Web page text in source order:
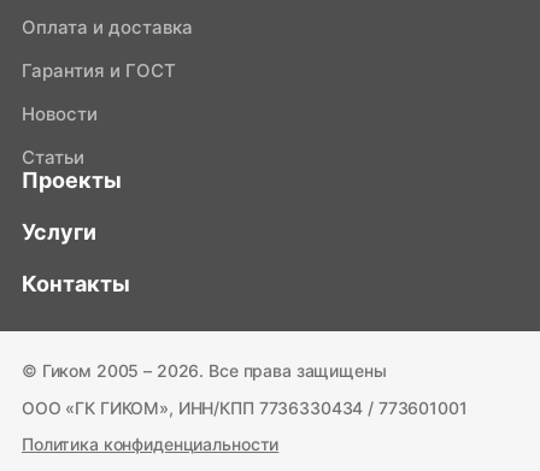
Оплата и доставка
Гарантия и ГОСТ
Новости
Статьи
Проекты
Услуги
Контакты
© Гиком 2005 – 2026. Все права защищены
ООО «ГК ГИКОМ», ИНН/КПП 7736330434 / 773601001
Политика конфиденциальности